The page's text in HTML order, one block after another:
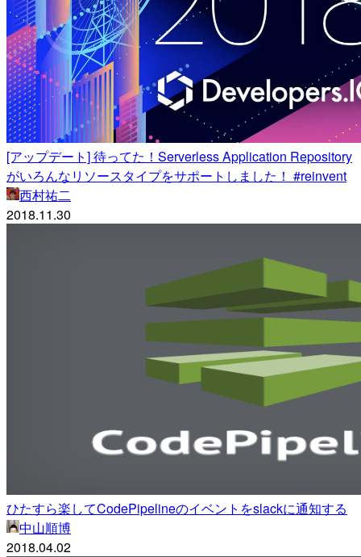
[アップデート] 待ってた！Serverless Application Repository
がいろんなリソースタイプをサポートしました！ #reinvent
西村祐二
2018.11.30
ひたすら楽してCodePipelineのイベントをslackに通知する
中山順博
2018.04.02